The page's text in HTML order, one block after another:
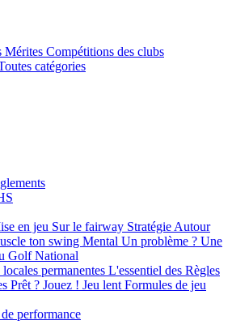
Mérites Compétitions des clubs
catégories
en jeu Sur le fairway Stratégie Autour
ton swing Mental Un problème ? Une
Golf National
permanentes L'essentiel des Règles
Prêt ? Jouez ! Jeu lent Formules de jeu
performance